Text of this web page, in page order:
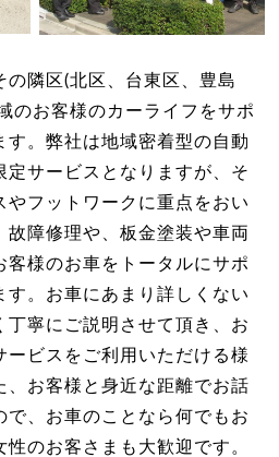
の隣区(北区、台東区、豊島
のお客様のカーライフをサポ
す。弊社は地域密着型の自動
定サービスとなりますが、そ
やフットワークに重点をおい
故障修理や、板金塗装や車両
客様のお車をトータルにサポ
す。お車にあまり詳しくない
丁寧にご説明させて頂き、お
ービスをご利用いただける様
、お客様と身近な距離でお話
で、お車のことなら何でもお
のお客さまも大歓迎です。